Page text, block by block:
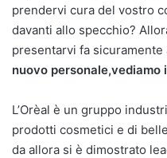
prendervi cura del vostro
davanti allo specchio?
presentarvi fa sicuramente
nuovo
L’Orèal è un gruppo
prodotti cosmetici e di
da allora si è dimostrato